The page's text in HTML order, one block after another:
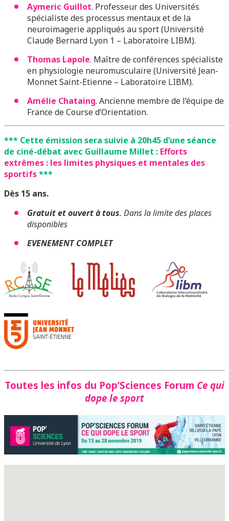
Aymeric Guillot. Professeur des Universités
spécialiste des processus mentaux et de la
neuroimagerie appliqués au sport (Université
Claude Bernard Lyon 1 – Laboratoire LIBM).
Thomas Lapole. Maître de conférences spécialiste
en physiologie neuromusculaire (Université Jean-
Monnet Saint-Etienne – Laboratoire LIBM).
Amélie Chataing. Ancienne membre de l’équipe de
France de Course d’Orientation.
*** Cette émission sera suivie à 20h45 d’une séance
de ciné-débat avec Guillaume Millet : Efforts
extrêmes : les limites physiques et mentales des
sportifs***
Dès 15 ans.
Gratuit et ouvert à tous. Dans la limite des places
disponibles
EVENEMENT COMPLET
Toutes les infos du Pop’Sciences Forum Ce qui
dope le sport